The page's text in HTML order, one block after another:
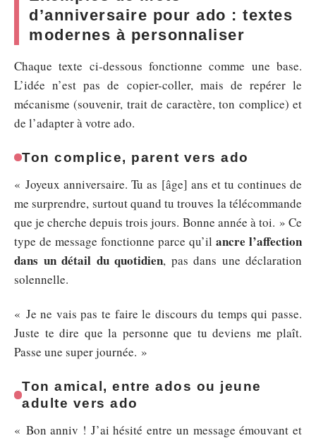
d’anniversaire pour ado : textes
modernes à personnaliser
Chaque texte ci-dessous fonctionne comme une base.
L’idée n’est pas de copier-coller, mais de repérer le
mécanisme (souvenir, trait de caractère, ton complice) et
de l’adapter à votre ado.
Ton complice, parent vers ado
« Joyeux anniversaire. Tu as [âge] ans et tu continues de
me surprendre, surtout quand tu trouves la télécommande
que je cherche depuis trois jours. Bonne année à toi. » Ce
type de message fonctionne parce qu’il ancre l’affection
dans un détail du quotidien, pas dans une déclaration
solennelle.
« Je ne vais pas te faire le discours du temps qui passe.
Juste te dire que la personne que tu deviens me plaît.
Passe une super journée. »
Ton amical, entre ados ou jeune
adulte vers ado
« Bon anniv ! J’ai hésité entre un message émouvant et